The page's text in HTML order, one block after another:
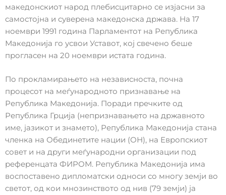
македонскиот народ плебисцитарно се изјасни за
самостојна и суверена македонска држава. На 17
ноември 1991 година Парламентот на Република
Македонија го усвои Уставот, кој свечено беше
прогласен на 20 ноември истата година.
По прокламирањето на независноста, почна
процесот на меѓународното признавање на
Република Македонија. Поради пречките од
Република Грција (непризнавањето на државното
име, јазикот и знамето), Република Македонија стана
членка на Обединетите нации (ОН), на Европскиот
совет и на други меѓународни организации под
референцата ФИРОМ. Република Македонија има
воспоставено дипломатски односи со многу земји во
светот, од кои мнозинството од нив (79 земји) ја